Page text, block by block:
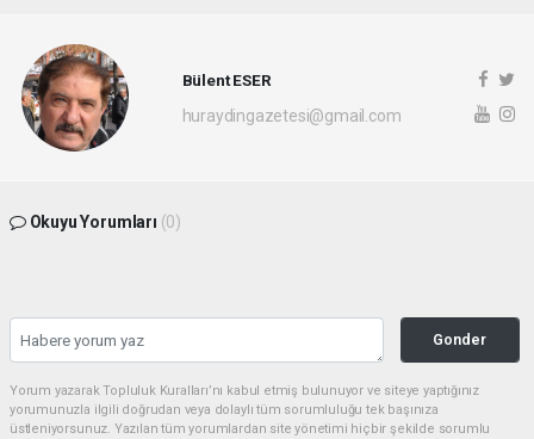
Bülent ESER
huraydingazetesi@gmail.com
Okuyu Yorumları (0)
Gonder
Yorum yazarak Topluluk Kuralları’nı kabul etmiş bulunuyor ve siteye yaptığınız
yorumunuzla ilgili doğrudan veya dolaylı tüm sorumluluğu tek başınıza
üstleniyorsunuz. Yazılan tüm yorumlardan site yönetimi hiçbir şekilde sorumlu